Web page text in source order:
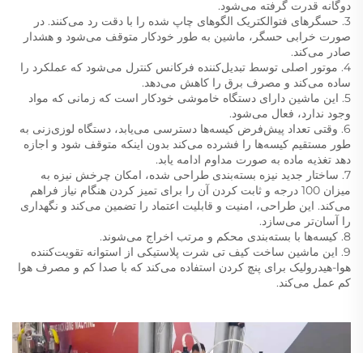
دوگانه قدرت گرفته می‌شود.
3. حسگرهای فتوالکتریک الگوهای چاپ شده را با دقت رد می‌کنند. در
صورت خرابی حسگر، ماشین به طور خودکار متوقف می‌شود و هشدار
صادر می‌کند.
4. موتور اصلی توسط تبدیل‌کننده فرکانس کنترل می‌شود که عملکرد را
ساده می‌کند و مصرف برق را کاهش می‌دهد.
5. این ماشین دارای دستگاه خاموشی خودکار است که زمانی که مواد
وجود ندارد، فعال می‌شود.
6. وقتی تعداد پیش‌فرض کیسه‌ها دسترسی می‌یابد، دستگاه لوزی‌زنی به
طور مستقیم کیسه‌ها را فشرده می‌کند بدون اینکه متوقف شود و اجازه
دهد تغذیه ماده به صورت مداوم ادامه یابد.
7. ساختار جدید نیزه بسته‌بندی طراحی شده، امکان چرخش نیزه به
میزان 100 درجه و ثابت کردن آن را برای تمیز کردن هنگام نیاز فراهم
می‌کند. این طراحی، امنیت و قابلیت اعتماد را تضمین می‌کند و نگهداری
را آسان‌تر می‌سازد.
8. کیسه‌ها با بسته‌بندی محکم و مرتب اخراج می‌شوند.
9. این ماشین ساخت کیف تی شرت پلاستیکی از استوانه تقویت‌کننده
هوا-هیدرولیک برای پنچ کردن استفاده می‌کند که با صدا کم و مصرف هوا
کم عمل می‌کند.